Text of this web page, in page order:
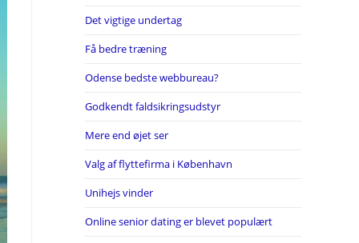
Det vigtige undertag
Få bedre træning
Odense bedste webbureau?
Godkendt faldsikringsudstyr
Mere end øjet ser
Valg af flyttefirma i København
Unihejs vinder
Online senior dating er blevet populært